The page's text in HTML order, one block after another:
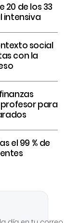
20 de los 33
intensiva
social
con la
para
el 99 % de